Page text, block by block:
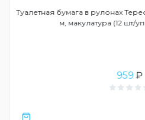
Туалетная бумага в рулонах
м, макулатура (12 шт/
959₽